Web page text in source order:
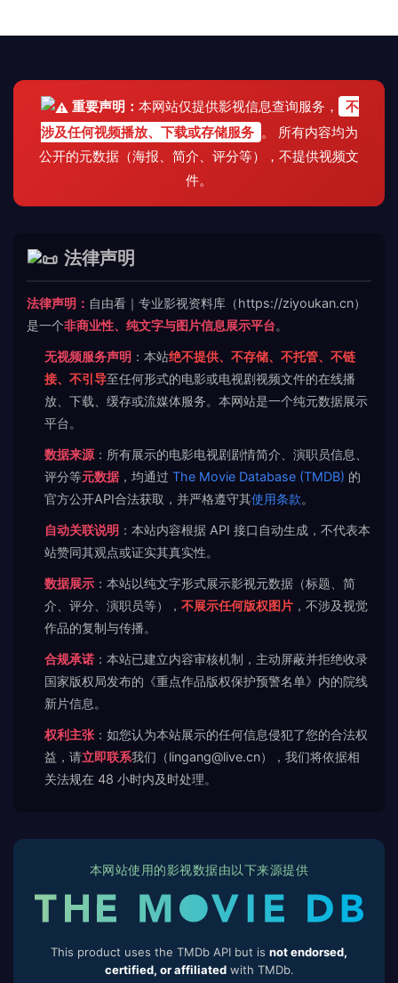
重要声明： 本网站仅提供影视信息查询服务，
不
涉及任何视频播放、下载或存储服务 。 所有内容均为
公开的元数据（海报、简介、评分等），不提供视频文
件。
法律声明
法律声明： 自由看｜专业影视资料库（https://ziyoukan.cn）
是一个非商业性、纯文字与图片信息展示平台。
无视频服务声明 ：本站绝不提供、不存储、不托管、不链
接、不引导至任何形式的电影或电视剧视频文件的在线播
放、下载、缓存或流媒体服务。本网站是一个纯元数据展示
平台。
数据来源 ：所有展示的电影电视剧剧情简介、演职员信息、
评分等元数据，均通过 The Movie Database (TMDB) 的
官方公开API合法获取，并严格遵守其使用条款。
自动关联说明 ：本站内容根据 API 接口自动生成，不代表本
站赞同其观点或证实其真实性。
数据展示 ：本站以纯文字形式展示影视元数据（标题、简
介、评分、演职员等）， 不展示任何版权图片 ，不涉及视觉
作品的复制与传播。
合规承诺 ：本站已建立内容审核机制，主动屏蔽并拒绝收录
国家版权局发布的《重点作品版权保护预警名单》内的院线
新片信息。
权利主张 ：如您认为本站展示的任何信息侵犯了您的合法权
益，请立即联系我们（lingang@live.cn），我们将依据相
关法规在 48 小时内及时处理。
本网站使用的影视数据由以下来源提供
This product uses the TMDb API but is not endorsed,
certified, or affiliatedwith TMDb.